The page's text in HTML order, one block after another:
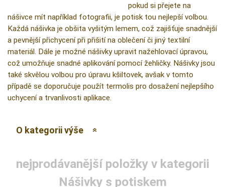
pokud si přejete na
nášivce mít například fotografii, je potisk tou nejlepší volbou.
Každá nášivka je obšita vyšitým lemem, což zajišťuje snadnější
a pevnější přichycení při přišití na oblečení či jiný textilní
materiál. Dále je možné nášivky upravit nažehlovací úpravou,
což umožňuje snadné aplikování pomocí žehličky. Nášivky jsou
také skvělou volbou pro úpravu kšiltovek, avšak v tomto
případě se doporučuje použít termolis pro dosažení nejlepšího
uchycení a trvanlivosti aplikace.
O kategorii výše
nejprodávanější položky v kategorii
Nášivky s potiskem